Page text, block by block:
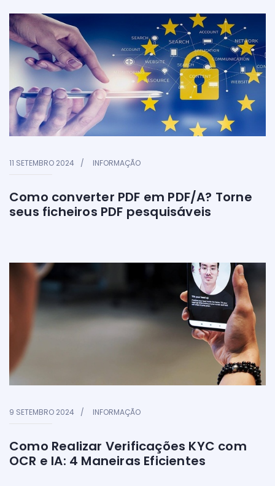
11 SETEMBRO 2024 INFORMAÇÃO
Como converter PDF em PDF/A? Torne
seus ficheiros PDF pesquisáveis
9 SETEMBRO 2024 INFORMAÇÃO
Como Realizar Verificações KYC com
OCR e IA: 4 Maneiras Eficientes